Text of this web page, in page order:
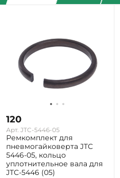
120
Арт. JTC-5446-05
Ремкомплект для
пневмогайковерта JTC
5446-05, кольцо
уплотнительное вала для
JTC-5446 (05)